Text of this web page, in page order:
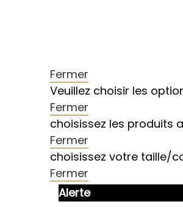
Fermer
Veuillez choisir les
Fermer
choisissez les produits
Fermer
choisissez votre taille/
Fermer
Alerte